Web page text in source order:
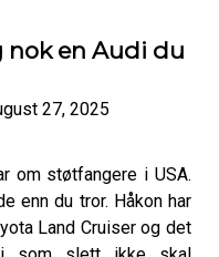
nok en Audi du
27, 2025
om støtfangere i USA.
enn du tror. Håkon har
Land Cruiser og det